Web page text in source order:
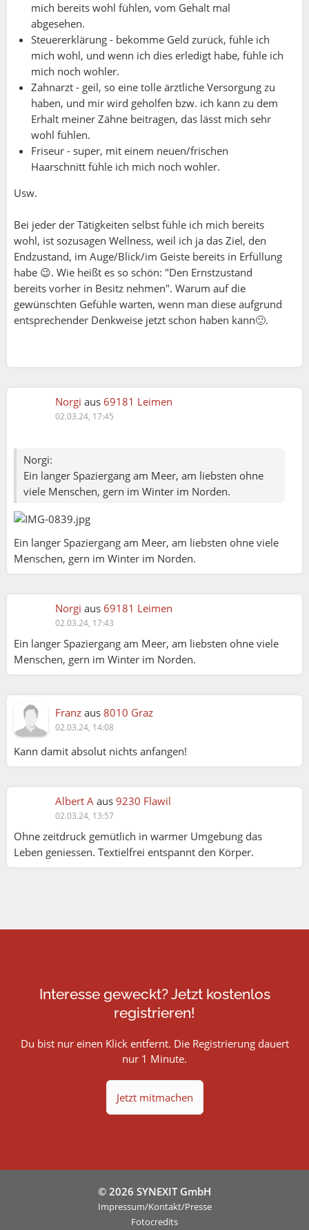
mich bereits wohl fühlen, vom Gehalt mal
abgesehen.
Steuererklärung - bekomme Geld zurück, fühle ich
mich wohl, und wenn ich dies erledigt habe, fühle ich
mich noch wohler.
Zahnarzt - geil, so eine tolle ärztliche Versorgung zu
haben, und mir wird geholfen bzw. ich kann zu dem
Erhalt meiner Zähne beitragen, das lässt mich sehr
wohl fühlen.
Friseur - super, mit einem neuen/frischen
Haarschnitt fühle ich mich noch wohler.
Usw.
Bei jeder der Tätigkeiten selbst fühle ich mich bereits
wohl, ist sozusagen Wellness, weil ich ja das Ziel, den
Endzustand, im Auge/Blick/im Geiste bereits in Erfüllung
habe 😉. Wie heißt es so schön: "Den Ernstzustand
bereits vorher in Besitz nehmen". Warum auf die
gewünschten Gefühle warten, wenn man diese aufgrund
entsprechender Denkweise jetzt schon haben kann🙂.
Norgi aus 69181 Leimen
02.03.24, 17:45
Norgi:
Ein langer Spaziergang am Meer, am liebsten ohne
viele Menschen, gern im Winter im Norden.
Ein langer Spaziergang am Meer, am liebsten ohne viele
Menschen, gern im Winter im Norden.
Norgi aus 69181 Leimen
02.03.24, 17:43
Ein langer Spaziergang am Meer, am liebsten ohne viele
Menschen, gern im Winter im Norden.
Franz aus 8010 Graz
02.03.24, 14:08
Kann damit absolut nichts anfangen!
Albert A aus 9230 Flawil
02.03.24, 13:57
Ohne zeitdruck gemütlich in warmer Umgebung das
Leben geniessen. Textielfrei entspannt den Körper.
Interesse geweckt? Jetzt kostenlos
registrieren!
Du bist nur einen Klick entfernt. Die Registrierung dauert
nur 1 Minute.
Jetzt mitmachen
© 2026 SYNEXIT GmbH
Impressum/Kontakt/Presse
Fotocredits